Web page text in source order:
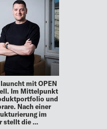
mit OPEN
Im Mittelpunkt
und
Nach einer
im
stellt die …